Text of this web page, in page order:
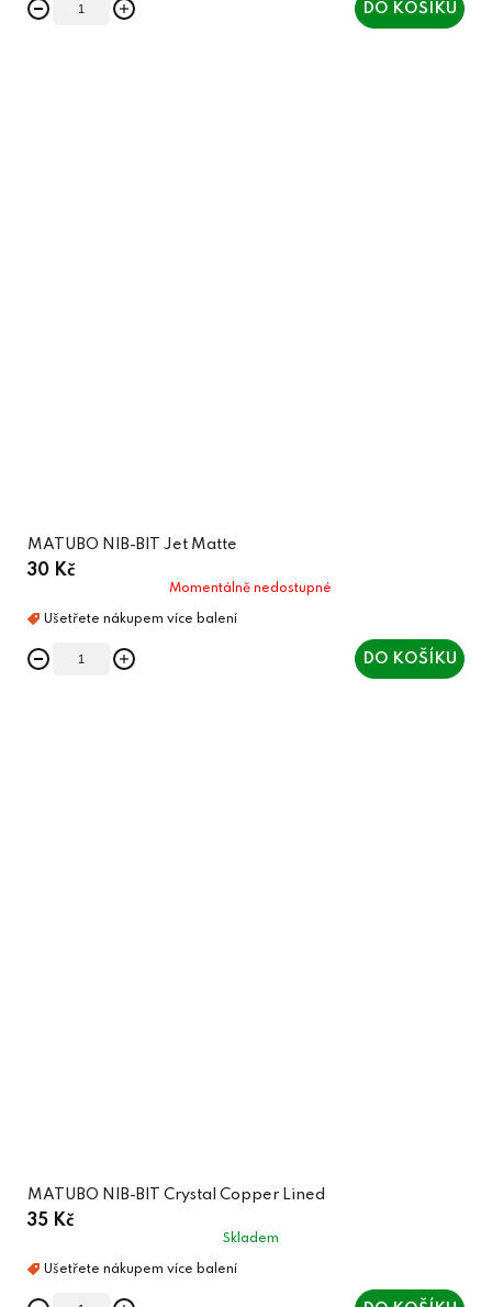
DO KOŠÍKU
MATUBO NIB-BIT Jet Matte
30 Kč
Momentálně nedostupné
DO KOŠÍKU
MATUBO NIB-BIT Crystal Copper Lined
35 Kč
Skladem